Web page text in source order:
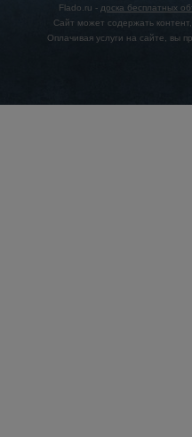
Flado.ru - доска бесплатных
Сайт может содержать
Оплачивая услуги на сайте, вы